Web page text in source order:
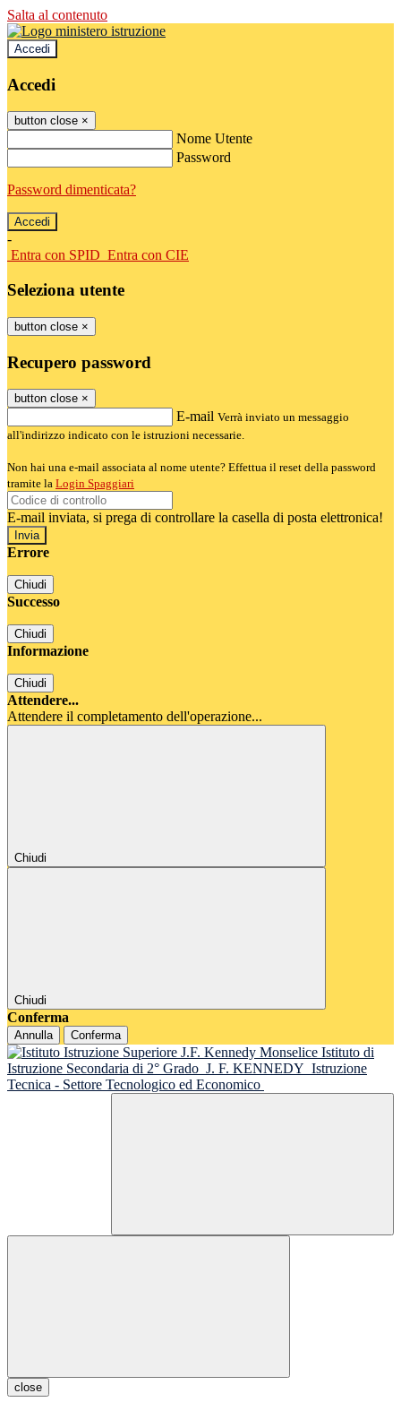
Salta al contenuto
Accedi
Accedi
button close ×
Nome Utente
Password
Password dimenticata?
-
Entra con SPID Entra con CIE
Seleziona utente
button close ×
Recupero password
button close ×
E-mail Verrà inviato un messaggio
all'indirizzo indicato con le istruzioni necessarie.
Non hai una e-mail associata al nome utente? Effettua il reset della password
tramite la Login Spaggiari
E-mail inviata, si prega di controllare la casella di posta elettronica!
Errore
Chiudi
Successo
Chiudi
Informazione
Chiudi
Attendere...
Attendere il completamento dell'operazione...
Chiudi
Chiudi
Conferma
Annulla Conferma
Istituto di
Istruzione Secondaria di 2° Grado J. F. KENNEDY Istruzione
Tecnica - Settore Tecnologico ed Economico
close